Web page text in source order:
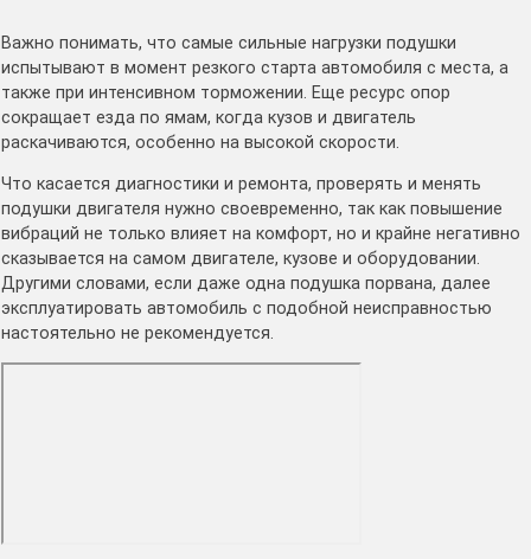
Важно понимать, что самые сильные нагрузки подушки
испытывают в момент резкого старта автомобиля с места, а
также при интенсивном торможении. Еще ресурс опор
сокращает езда по ямам, когда кузов и двигатель
раскачиваются, особенно на высокой скорости.
Что касается диагностики и ремонта, проверять и менять
подушки двигателя нужно своевременно, так как повышение
вибраций не только влияет на комфорт, но и крайне негативно
сказывается на самом двигателе, кузове и оборудовании.
Другими словами, если даже одна подушка порвана, далее
эксплуатировать автомобиль с подобной неисправностью
настоятельно не рекомендуется.